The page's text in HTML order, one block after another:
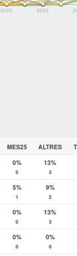
2020 2022
MES25 ALTRES
0%
0
13%
3
5%
1
9%
2
0%
0
13%
3
0%
0
0%
0